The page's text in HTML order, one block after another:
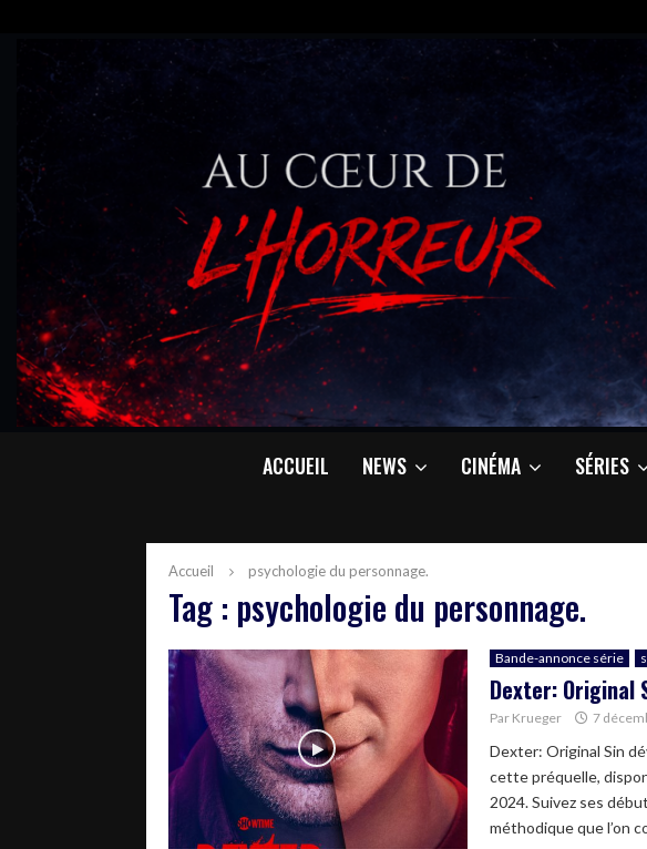
ACCUEIL NEWS CINÉMA SÉRIES
Accueil psychologie du personnage.
Tag : psychologie du personnage.
Bande-annonce série
Dexter: Original
Par Krueger 7
Dexter: Original Sin
cette préquelle,
2024. Suivez ses
méthodique que l’on